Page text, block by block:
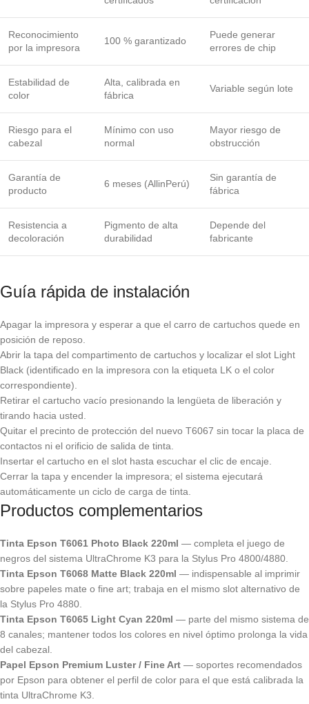
Reconocimiento
por la impresora
100 % garantizado
Puede generar
errores de chip
Estabilidad de
color
Alta, calibrada en
fábrica
Variable según lote
Riesgo para el
cabezal
Mínimo con uso
normal
Mayor riesgo de
obstrucción
Garantía de
producto
6 meses (AllinPerú)
Sin garantía de
fábrica
Resistencia a
decoloración
Pigmento de alta
durabilidad
Depende del
fabricante
Guía rápida de instalación
Apagar la impresora y esperar a que el carro de cartuchos quede en
posición de reposo.
Abrir la tapa del compartimento de cartuchos y localizar el slot Light
Black (identificado en la impresora con la etiqueta LK o el color
correspondiente).
Retirar el cartucho vacío presionando la lengüeta de liberación y
tirando hacia usted.
Quitar el precinto de protección del nuevo T6067 sin tocar la placa de
contactos ni el orificio de salida de tinta.
Insertar el cartucho en el slot hasta escuchar el clic de encaje.
Cerrar la tapa y encender la impresora; el sistema ejecutará
automáticamente un ciclo de carga de tinta.
Productos complementarios
Tinta Epson T6061 Photo Black 220ml — completa el juego de
negros del sistema UltraChrome K3 para la Stylus Pro 4800/4880.
Tinta Epson T6068 Matte Black 220ml — indispensable al imprimir
sobre papeles mate o fine art; trabaja en el mismo slot alternativo de
la Stylus Pro 4880.
Tinta Epson T6065 Light Cyan 220ml — parte del mismo sistema de
8 canales; mantener todos los colores en nivel óptimo prolonga la vida
del cabezal.
Papel Epson Premium Luster / Fine Art — soportes recomendados
por Epson para obtener el perfil de color para el que está calibrada la
tinta UltraChrome K3.